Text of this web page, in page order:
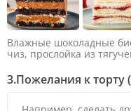
Влажные шоколадные
чиз, прослойка из
яркий вкус шоколада и
оставляя ни единого
3.Пожелания к торту